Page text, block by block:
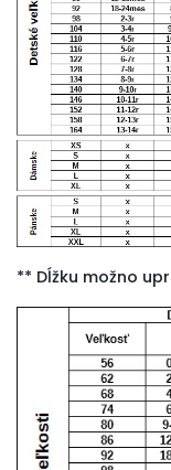
** Dĺžku možno